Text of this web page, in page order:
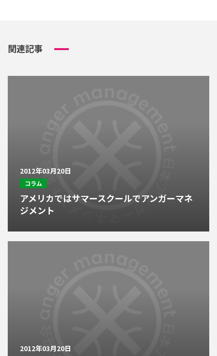
関連記事
2012年03月20日
コラム
アメリカではサマースクールでアンガーマネ
ジメント
2012年03月20日